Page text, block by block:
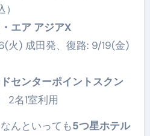
エア アジアX
火) 成田発、復路: 9/19(金)
センターポイントスクン
2名1室利用
んといっても5つ星ホテル